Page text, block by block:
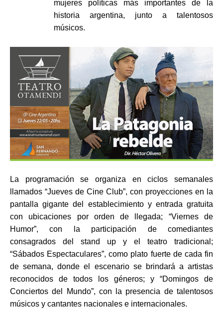
mujeres políticas más importantes de la
historia argentina, junto a talentosos
músicos.
La programación se organiza en ciclos semanales
llamados “Jueves de Cine Club”, con proyecciones en la
pantalla gigante del establecimiento y entrada gratuita
con ubicaciones por orden de llegada; “Viernes de
Humor”, con la participación de comediantes
consagrados del stand up y el teatro tradicional;
“Sábados Espectaculares”, como plato fuerte de cada fin
de semana, donde el escenario se brindará a artistas
reconocidos de todos los géneros; y “Domingos de
Conciertos del Mundo”, con la presencia de talentosos
músicos y cantantes nacionales e internacionales.